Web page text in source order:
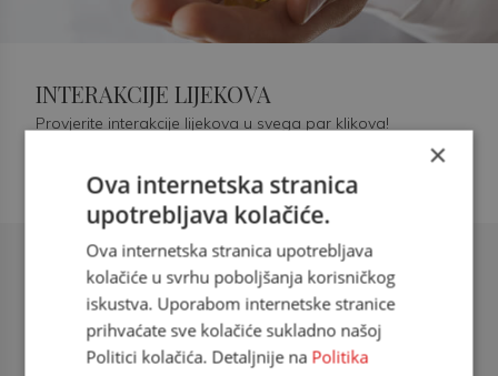
Šećerna bolest tip 2 = kardiovaskularna
doc. dr. sc. Višnja Kokić Maleš,
dr.med., specijalististica
INTERAKCIJE LIJEKOVA
Provjerite interakcije lijekova u svega par klikova!
×
Ova internetska stranica
upotrebljava kolačiće.
Ova internetska stranica upotrebljava
kolačiće u svrhu poboljšanja korisničkog
iskustva. Uporabom internetske stranice
prihvaćate sve kolačiće sukladno našoj
Politici kolačića. Detaljnije na Politika